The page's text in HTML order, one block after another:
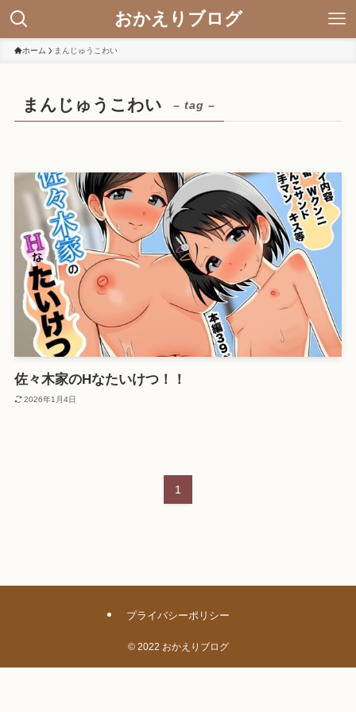
おかえりブログ
ホーム まんじゅうこわい
まんじゅうこわい – tag –
佐々木家のHなたいけつ！！
2026年1月4日
1
プライバシーポリシー
©2022 おかえりブログ